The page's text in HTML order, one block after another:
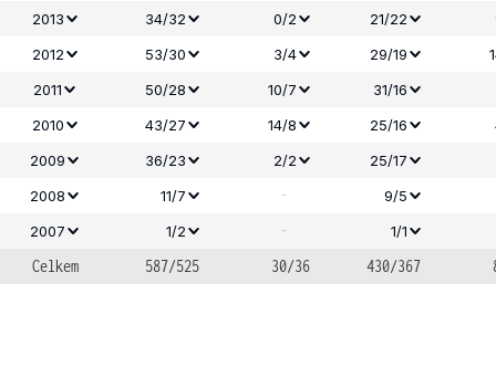
2013
34/32 0/2 21/22
2012
53/30 3/4 29/19
2011
50/28 10/7
31/16
2010
43/27 14/8 25/16
2009
36/23 2/2 25/17
2008
11/7 -
9/5
2007
1/2 - 1/1
Celkem 587/525 30/36 430/367